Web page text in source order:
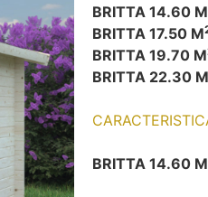
BRITTA 14.60 M
BRITTA 17.50 M
BRITTA 19.70 M
BRITTA 22.30 M
BRITTA 14.60 M